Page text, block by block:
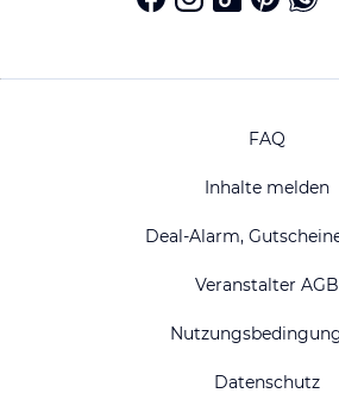
FAQ
Inhalte melden
Deal-Alarm,
Veranstalter AGB
Datenschutz